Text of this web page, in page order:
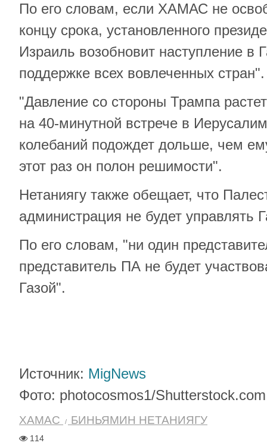
По его словам, если ХАМАС не
концу срока, установленного
Израиль возобновит наступление в
поддержке всех вовлеченных стран".
"Давление со стороны Трампа
на 40-минутной встрече в
колебаний подождет дольше, чем
этот раз он полон решимости".
Нетаниягу также обещает, что
администрация не будет управлять
По его словам, "ни один
представитель ПА не будет
Газой".
Источник: MigNews
Фото: photocosmos1/Shutterstock.com
ХАМАС БИНЬЯМИН НЕТАНИЯГУ
114